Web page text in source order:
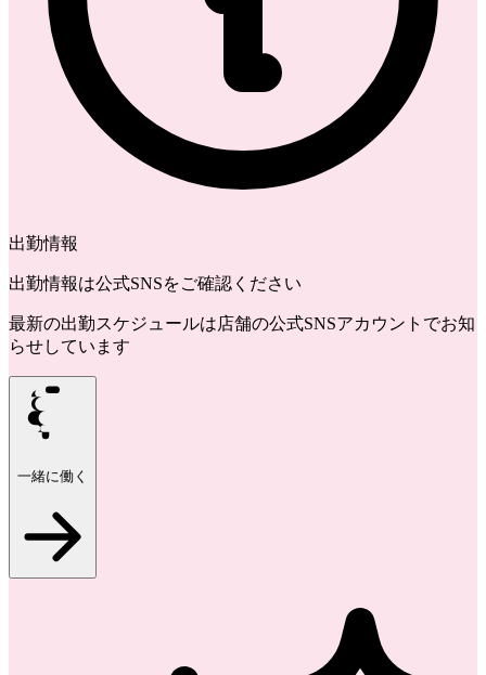
出勤情報
出勤情報は公式SNSをご確認ください
最新の出勤スケジュールは店舗の公式SNSアカウントでお知
らせしています
一緒に働く